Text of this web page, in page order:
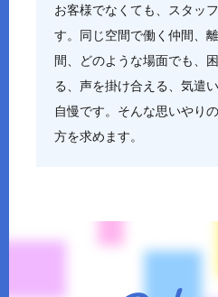
お客様でなくても、スタッ
す。同じ空間で働く仲間、
間、どのような場面でも、
る、声を掛け合える、気遣
自慢です。そんな思いやり
方を求めます。